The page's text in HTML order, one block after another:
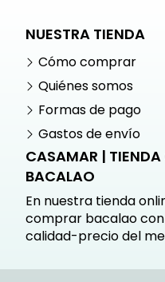
CASAMAR | TIENDA
BACALAO
En nuestra tienda
comprar bacalao
calidad-precio del
NUESTRA TIENDA
Cómo comprar
Quiénes somos
Formas de pago
Gastos de envío